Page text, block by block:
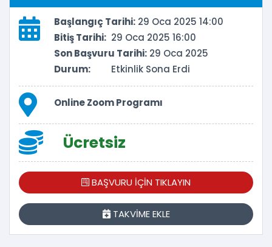
Başlangıç Tarihi: 29 Oca 2025 14:00
Bitiş Tarihi: 29 Oca 2025 16:00
Son Başvuru Tarihi: 29 Oca 2025
Durum:
Etkinlik Sona Erdi
Online Zoom Programı
Ücretsiz
BAŞVURU İÇİN TIKLAYIN
TAKVİME EKLE